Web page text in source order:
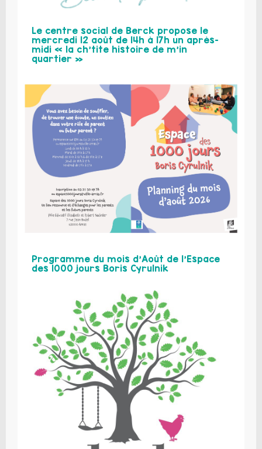
Le centre social de Berck propose le
mercredi 12 août de 14h à 17h un après-
midi « la ch’tite histoire de m’in
quartier »
Programme du mois d’Août de l’Espace
des 1000 jours Boris Cyrulnik